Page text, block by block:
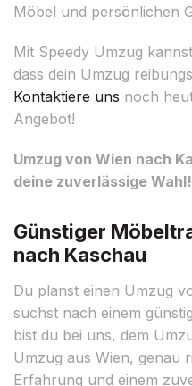
Möbel und persönlichen
Mit Speedy Umzug
dass dein Umzug
Kontaktiere uns noch
Angebot!
Umzug von Wien nach
deine zuverlässige Wahl!
Günstiger
nach Kaschau
Du planst einen Umzug
suchst nach einem
bist du bei uns, dem
Umzug aus Wien, genau
Erfahrung und einem